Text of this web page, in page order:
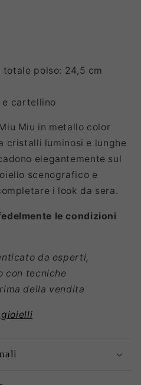
totale polso: 24,5 cm
e cartellino
Miu in metallo color
cristalli luminosi e lunghe
elegantemente sul
scenografico e
i look da sera.
le condizioni
da esperti,
con tecniche
della vendita